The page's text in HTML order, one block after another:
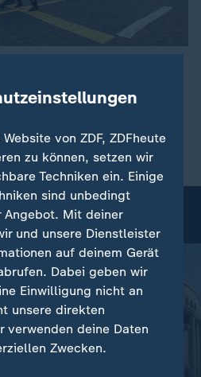
zum Sieg über
Jahr deutlich kleiner
der Kreml ukrainische
von ZDF, ZDFheute
zu können, setzen wir
Techniken ein. Einige
sind unbedingt
Mit deiner
und unsere Dienstleister
auf deinem Gerät
Dabei geben wir
Einwilligung nicht an
unsere direkten
verwenden deine Daten
Zwecken.